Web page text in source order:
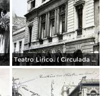
Teatro Lirico. ( Circulada el 1 de Agosto de 1926 ).